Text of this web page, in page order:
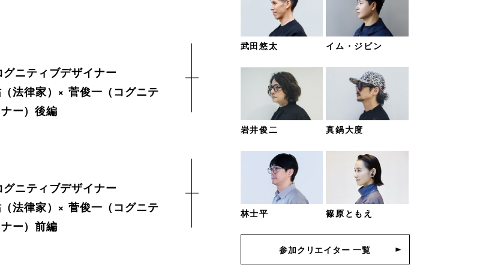
ニティブデザイナー
法律家）× 菅俊一（コグニテ
ー）後編
ニティブデザイナー
法律家）× 菅俊一（コグニテ
ー）前編
武田悠太 イム・ジビン
岩井俊二 真鍋大度
林士平 篠原ともえ
参加クリエイター 一覧